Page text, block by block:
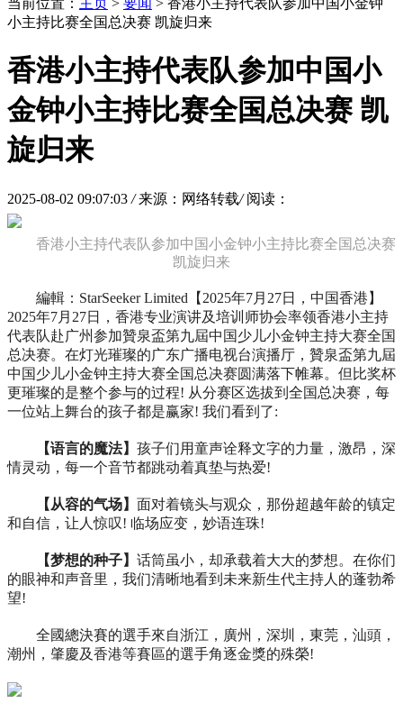
当前位置： 主页 > 要闻 > 香港小主持代表队参加中国小金钟
小主持比赛全国总决赛 凯旋归来
香港小主持代表队参加中国小
金钟小主持比赛全国总决赛 凯
旋归来
2025-08-02 09:07:03 / 来源：网络转载/ 阅读：
香港小主持代表队参加中国小金钟小主持比赛全国总决赛
凯旋归来
編輯：StarSeeker Limited【2025年7月27日，中国香港】
2025年7月27日，香港专业演讲及培训师协会率领香港小主持
代表队赴广州参加贊泉盃第九屆中国少儿小金钟主持大赛全国
总决赛。在灯光璀璨的广东广播电视台演播厅，贊泉盃第九屆
中国少儿小金钟主持大赛全国总决赛圆满落下帷幕。但比奖杯
更璀璨的是整个参与的过程! 从分赛区选拔到全国总决赛，每
一位站上舞台的孩子都是赢家! 我们看到了:
【语言的魔法】 孩子们用童声诠释文字的力量，激昂，深
情灵动，每一个音节都跳动着真垫与热爱!
【从容的气场】 面对着镜头与观众，那份超越年龄的镇定
和自信，让人惊叹! 临场应变，妙语连珠!
【梦想的种子】 话筒虽小，却承载着大大的梦想。在你们
的眼神和声音里，我们清晰地看到未来新生代主持人的蓬勃希
望!
全國總決賽的選手來自浙江，廣州，深圳，東莞，汕頭，
潮州，肇慶及香港等賽區的選手角逐金獎的殊榮!